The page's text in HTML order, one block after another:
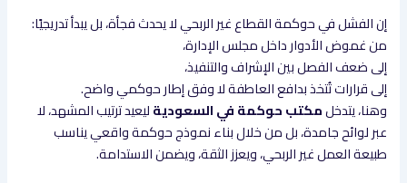
إن الفشل في حوكمة القطاع غير الربحي لا يحدث فجأة، بل يبدأ تدريجيًا:
من غموض الأدوار داخل مجلس الإدارة،
إلى ضعف الفصل بين الإشراف والتنفيذ،
إلى قرارات تُتخذ بدافع العاطفة لا وفق إطار حوكمي واضح.
وهنا، يتدخلمكتب حوكمة في السعوديةليعيد ترتيب المشهد، لا
عبر لوائح جامدة، بل من خلال بناء نموذج حوكمة واقعي يناسب
طبيعة العمل غير الربحي، ويعزز الثقة، ويضمن الاستدامة.